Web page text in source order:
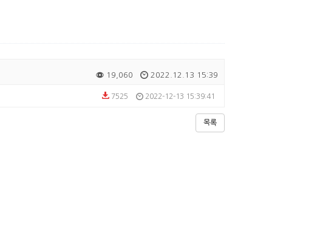
19,060 2022.12.13 15:39
7525 2022-12-13 15:39:41
목록